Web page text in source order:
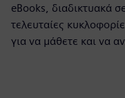
eBooks, διαδικτυακά
τελευταίες
για να μάθετε και να